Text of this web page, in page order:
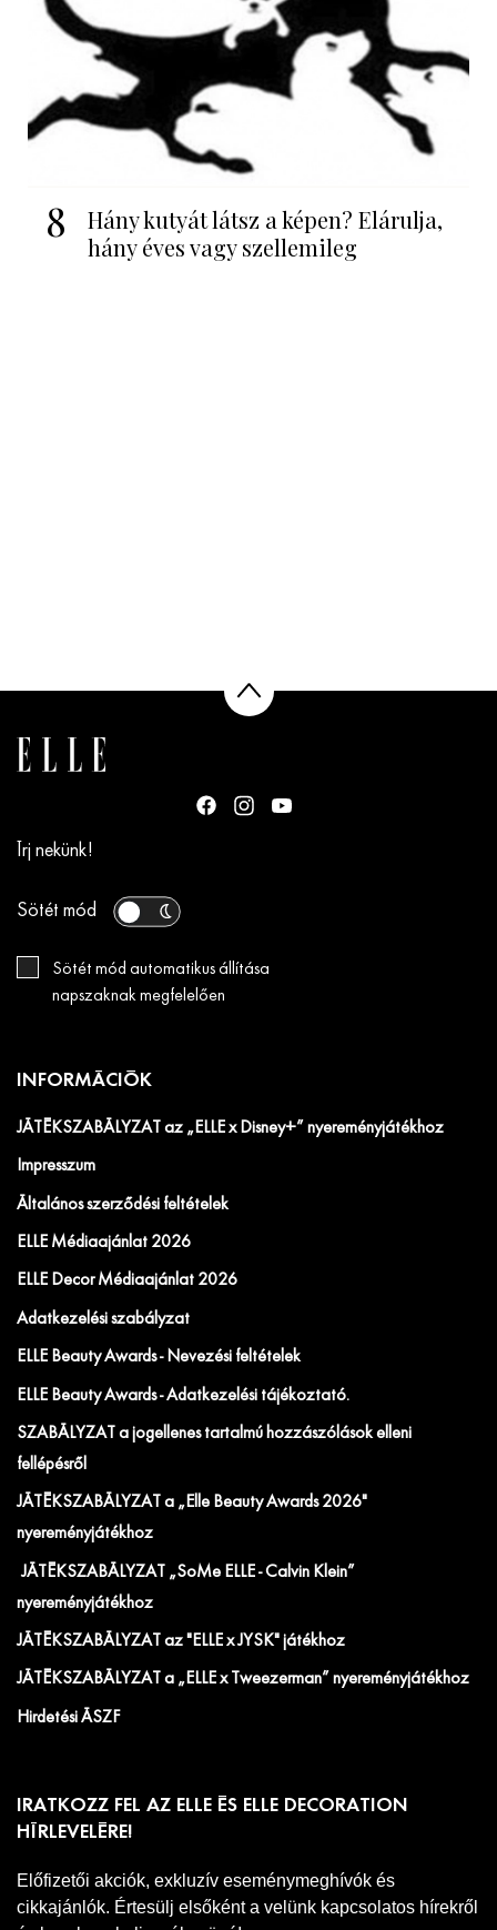
8
Hány kutyát látsz a képen? Elárulja,
hány éves vagy szellemileg
Írj nekünk!
Sötét mód
Sötét mód automatikus állítása
napszaknak megfelelően
INFORMÁCIÓK
JÁTÉKSZABÁLYZAT az „ELLE x Disney+” nyereményjátékhoz
Impresszum
Általános szerződési feltételek
ELLE Médiaajánlat 2026
ELLE Decor Médiaajánlat 2026
Adatkezelési szabályzat
ELLE Beauty Awards - Nevezési feltételek
ELLE Beauty Awards - Adatkezelési tájékoztató.
SZABÁLYZAT a jogellenes tartalmú hozzászólások elleni
fellépésről
JÁTÉKSZABÁLYZAT a „Elle Beauty Awards 2026"
nyereményjátékhoz
JÁTÉKSZABÁLYZAT „SoMe ELLE - Calvin Klein”
nyereményjátékhoz
JÁTÉKSZABÁLYZAT az "ELLE x JYSK" játékhoz
JÁTÉKSZABÁLYZAT a „ELLE x Tweezerman” nyereményjátékhoz
Hirdetési ÁSZF
IRATKOZZ FEL AZ ELLE ÉS ELLE DECORATION
HÍRLEVELÉRE!
Előfizetői akciók, exkluzív eseménymeghívók és
cikkajánlók. Értesülj elsőként a velünk kapcsolatos hírekről